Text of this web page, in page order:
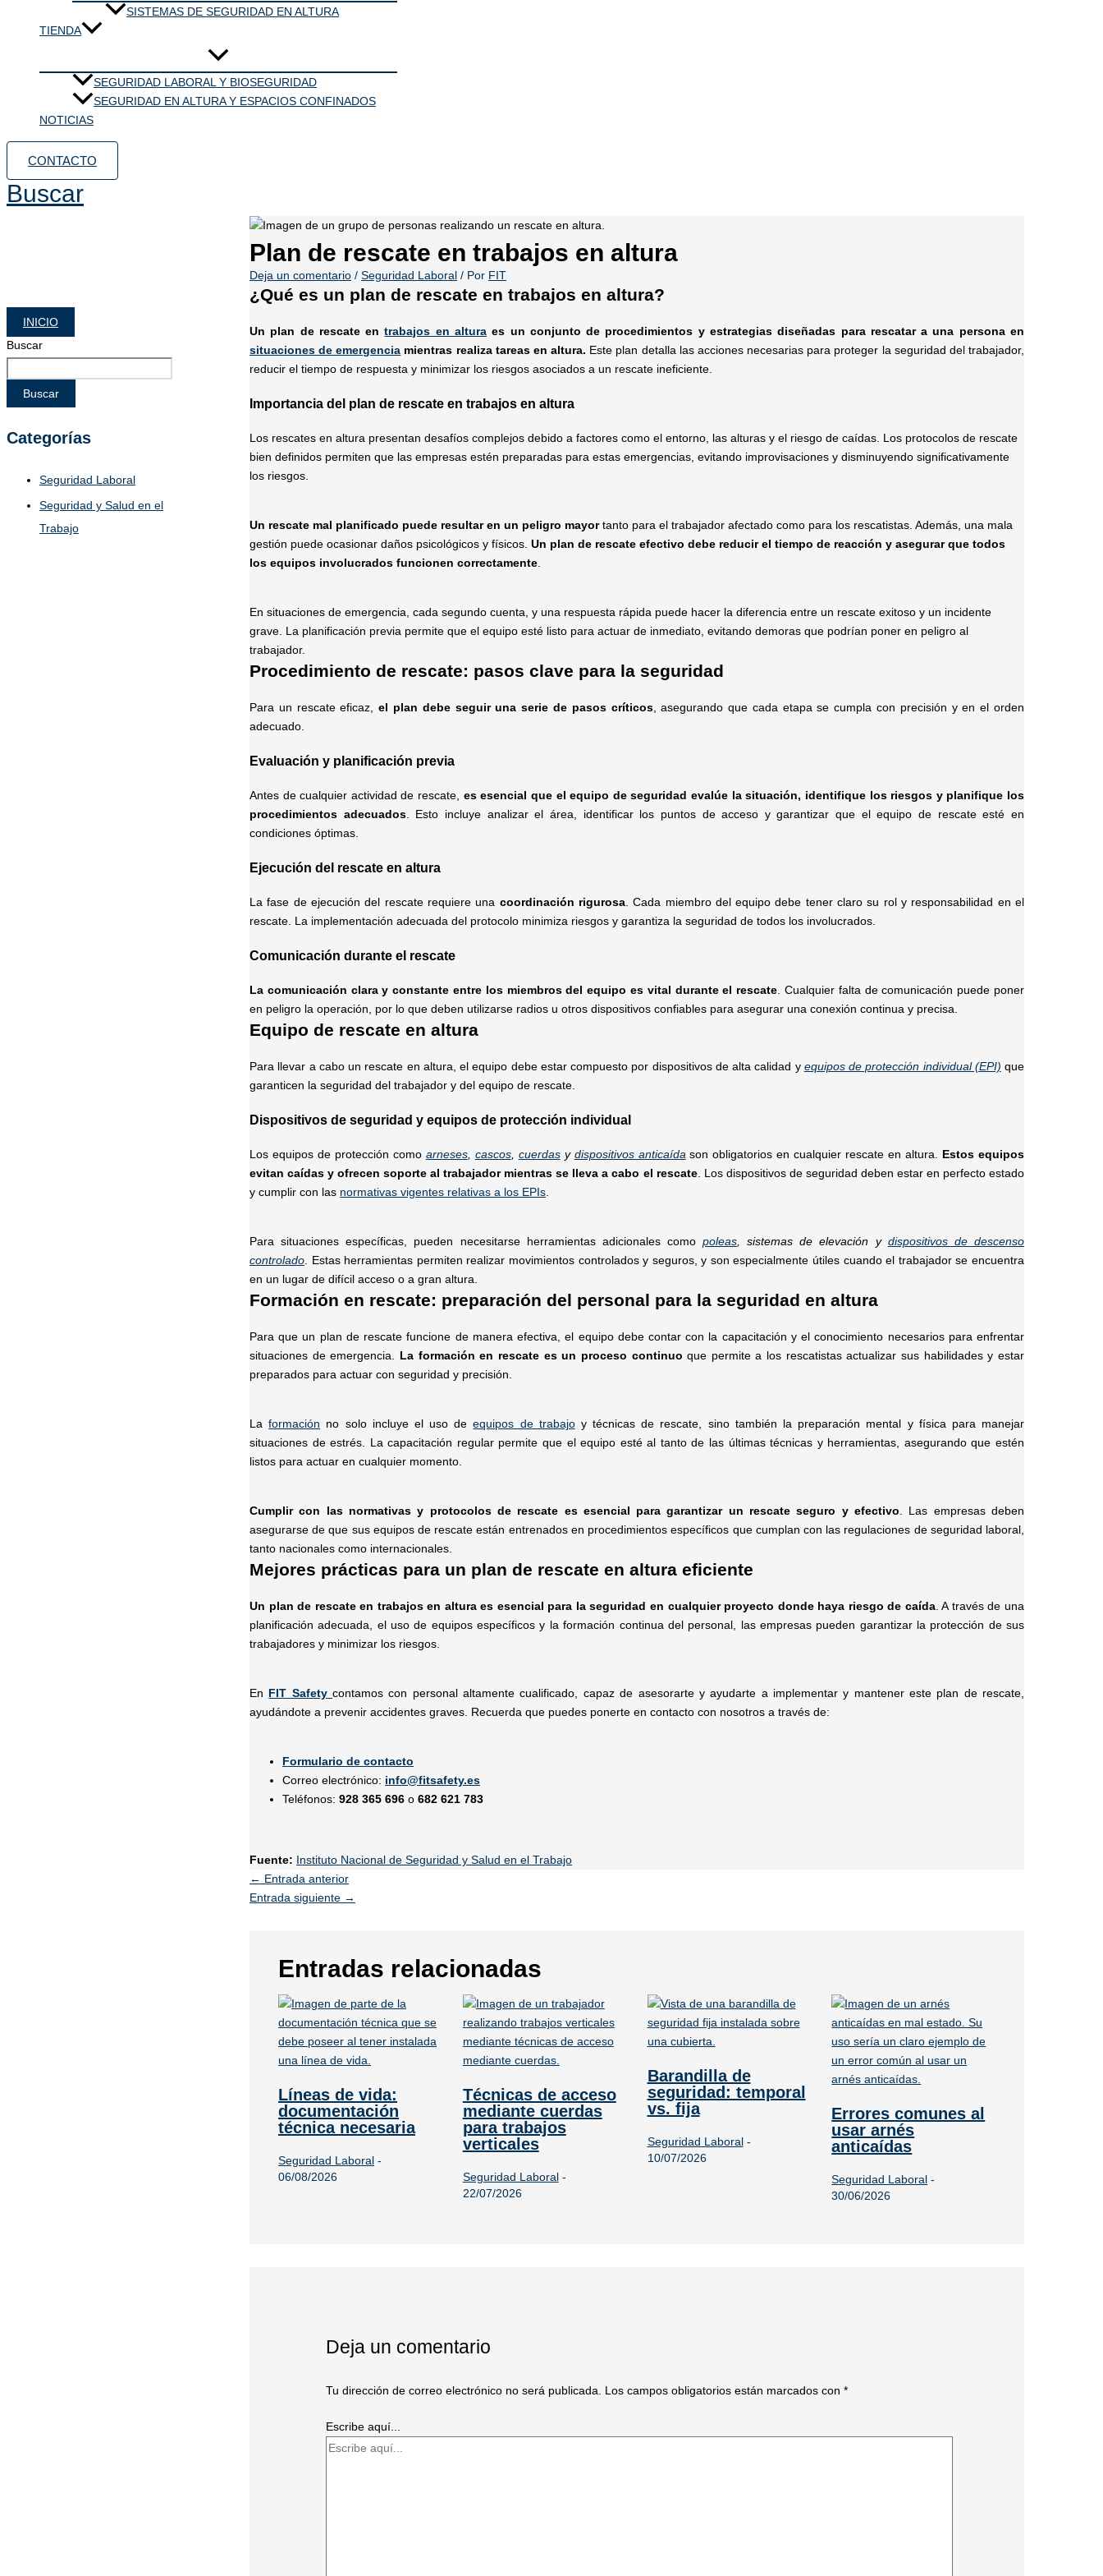
SISTEMAS DE SEGURIDAD EN ALTURA
TIENDA
SEGURIDAD LABORAL Y BIOSEGURIDAD
SEGURIDAD EN ALTURA Y ESPACIOS CONFINADOS
NOTICIAS
CONTACTO
Buscar
INICIO
Buscar
Buscar
Categorías
Seguridad Laboral
Seguridad y Salud en el
Trabajo
Plan de rescate en trabajos en altura
Deja un comentario / Seguridad Laboral / Por FIT
¿Qué es un plan de rescate en trabajos en altura?
Un plan de rescate entrabajos en altura es un conjunto de procedimientos y estrategias diseñadas para rescatar a una persona en
situaciones de emergencia mientras realiza tareas en altura. Este plan detalla las acciones necesarias para proteger la seguridad del trabajador,
reducir el tiempo de respuesta y minimizar los riesgos asociados a un rescate ineficiente.
Importancia del plan de rescate en trabajos en altura
Los rescates en altura presentan desafíos complejos debido a factores como el entorno, las alturas y el riesgo de caídas. Los protocolos de rescate
bien definidos permiten que las empresas estén preparadas para estas emergencias, evitando improvisaciones y disminuyendo significativamente
los riesgos.
Un rescate mal planificado puede resultar en un peligro mayortanto para el trabajador afectado como para los rescatistas. Además, una mala
gestión puede ocasionar daños psicológicos y físicos. Un plan de rescate efectivo debe reducir el tiempo de reacción y asegurar que todos
los equipos involucrados funcionen correctamente.
En situaciones de emergencia, cada segundo cuenta, y una respuesta rápida puede hacer la diferencia entre un rescate exitoso y un incidente
grave. La planificación previa permite que el equipo esté listo para actuar de inmediato, evitando demoras que podrían poner en peligro al
trabajador.
Procedimiento de rescate: pasos clave para la seguridad
Para un rescate eficaz,el plan debe seguir una serie de pasos críticos, asegurando que cada etapa se cumpla con precisión y en el orden
adecuado.
Evaluación y planificación previa
Antes de cualquier actividad de rescate, es esencial que el equipo de seguridad evalúe la situación, identifique los riesgos y planifique los
procedimientos adecuados. Esto incluye analizar el área, identificar los puntos de acceso y garantizar que el equipo de rescate esté en
condiciones óptimas.
Ejecución del rescate en altura
La fase de ejecución del rescate requiere una coordinación rigurosa. Cada miembro del equipo debe tener claro su rol y responsabilidad en el
rescate. La implementación adecuada del protocolo minimiza riesgos y garantiza la seguridad de todos los involucrados.
Comunicación durante el rescate
La comunicación clara y constante entre los miembros del equipo es vital durante el rescate. Cualquier falta de comunicación puede poner
en peligro la operación, por lo que deben utilizarse radios u otros dispositivos confiables para asegurar una conexión continua y precisa.
Equipo de rescate en altura
Para llevar a cabo un rescate en altura, el equipo debe estar compuesto por dispositivos de alta calidad y equipos de protección individual (EPI) que
garanticen la seguridad del trabajador y del equipo de rescate.
Dispositivos de seguridad y equipos de protección individual
Los equipos de protección como arneses, cascos, cuerdasy dispositivos anticaídason obligatorios en cualquier rescate en altura. Estos equipos
evitan caídas y ofrecen soporte al trabajador mientras se lleva a cabo el rescate. Los dispositivos de seguridad deben estar en perfecto estado
y cumplir con las normativas vigentes relativas a los EPIs.
Para situaciones específicas, pueden necesitarse herramientas adicionales comopoleas, sistemas de elevación y dispositivos de descenso
controlado. Estas herramientas permiten realizar movimientos controlados y seguros, y son especialmente útiles cuando el trabajador se encuentra
en un lugar de difícil acceso o a gran altura.
Formación en rescate: preparación del personal para la seguridad en altura
Para que un plan de rescate funcione de manera efectiva, el equipo debe contar con la capacitación y el conocimiento necesarios para enfrentar
situaciones de emergencia. La formación en rescate es un proceso continuo que permite a los rescatistas actualizar sus habilidades y estar
preparados para actuar con seguridad y precisión.
Laformación no solo incluye el uso deequipos de trabajoy técnicas de rescate, sino también la preparación mental y física para manejar
situaciones de estrés. La capacitación regular permite que el equipo esté al tanto de las últimas técnicas y herramientas, asegurando que estén
listos para actuar en cualquier momento.
Cumplir con las normativas y protocolos de rescate es esencial para garantizar un rescate seguro y efectivo. Las empresas deben
asegurarse de que sus equipos de rescate están entrenados en procedimientos específicos que cumplan con las regulaciones de seguridad laboral,
tanto nacionales como internacionales.
Mejores prácticas para un plan de rescate en altura eficiente
Un plan de rescate en trabajos en altura es esencial para la seguridad en cualquier proyecto donde haya riesgo de caída. A través de una
planificación adecuada, el uso de equipos específicos y la formación continua del personal, las empresas pueden garantizar la protección de sus
trabajadores y minimizar los riesgos.
En FIT Safety contamos con personal altamente cualificado, capaz de asesorarte y ayudarte a implementar y mantener este plan de rescate,
ayudándote a prevenir accidentes graves. Recuerda que puedes ponerte en contacto con nosotros a través de:
Formulario de contacto
Correo electrónico: info@fitsafety.es
Teléfonos: 928 365 696 o 682 621 783
Fuente: Instituto Nacional de Seguridad y Salud en el Trabajo
← Entrada anterior
Entrada siguiente →
Entradas relacionadas
Líneas de vida:
documentación
técnica necesaria
Seguridad Laboral -
06/08/2026
Técnicas de acceso
mediante cuerdas
para trabajos
verticales
Seguridad Laboral-
22/07/2026
Barandilla de
seguridad: temporal
vs. fija
Seguridad Laboral-
10/07/2026
Errores comunes al
usar arnés
anticaídas
Seguridad Laboral -
30/06/2026
Deja un comentario
Tu dirección de correo electrónico no será publicada. Los campos obligatorios están marcados con*
Escribe aquí...